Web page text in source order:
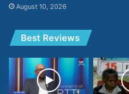
August 10, 2026
Best Reviews